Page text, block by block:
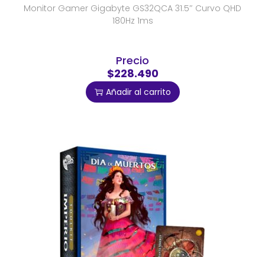
Monitor Gamer Gigabyte GS32QCA 31.5″ Curvo QHD
180Hz 1ms
Precio
$228.490
Añadir al carrito